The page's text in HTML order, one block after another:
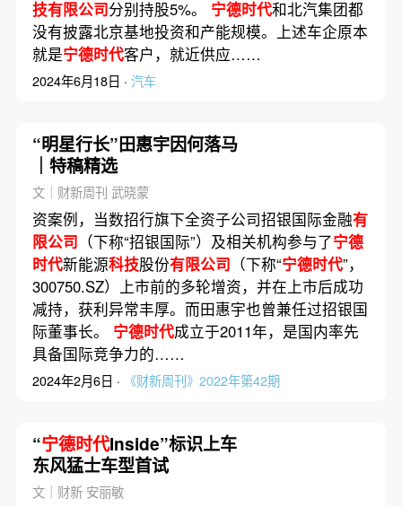
技有限公司分别持股5%。 宁德时代和北汽集团都
没有披露北京基地投资和产能规模。上述车企原本
就是宁德时代客户，就近供应……
2024年6月18日 · 汽车
“明星行长”田惠宇因何落马
｜特稿精选
文｜财新周刊 武晓蒙
资案例，当数招行旗下全资子公司招银国际金融有
限公司 （下称“招银国际”）及相关机构参与了宁德
时代新能源科技股份有限公司 （下称“宁德时代”，
300750.SZ）上市前的多轮增资，并在上市后成功
减持，获利异常丰厚。而田惠宇也曾兼任过招银国
际董事长。 宁德时代成立于2011年，是国内率先
具备国际竞争力的……
2024年2月6日 · 《财新周刊》2022年第42期
“宁德时代Inside”标识上车
东风猛士车型首试
文｜财新 安丽敏